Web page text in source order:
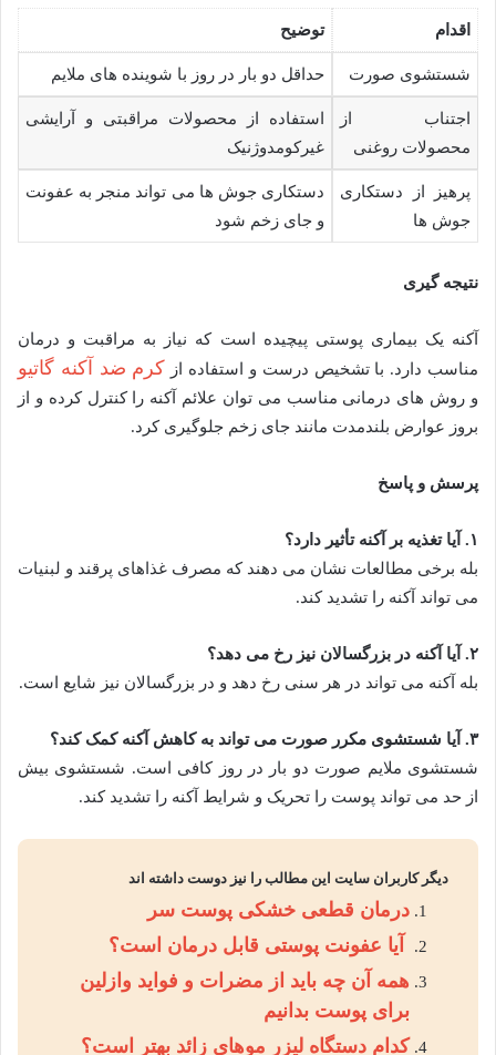
اقدام توضیح
شستشوی صورت حداقل دو بار در روز با شوینده های ملایم
اجتناب از
محصولات روغنی
استفاده از محصولات مراقبتی و آرایشی
غیرکومدوژنیک
پرهیز از دستکاری
جوش ها
دستکاری جوش ها می تواند منجر به عفونت
و جای زخم شود
نتیجه گیری
آکنه یک بیماری پوستی پیچیده است که نیاز به مراقبت و درمان
مناسب دارد. با تشخیص درست و استفاده از کرم ضد آکنه گاتیو
و روش های درمانی مناسب می توان علائم آکنه را کنترل کرده و از
بروز عوارض بلندمدت مانند جای زخم جلوگیری کرد.
پرسش و پاسخ
۱. آیا تغذیه بر آکنه تأثیر دارد؟
بله برخی مطالعات نشان می دهند که مصرف غذاهای پرقند و لبنیات
می تواند آکنه را تشدید کند.
۲. آیا آکنه در بزرگسالان نیز رخ می دهد؟
بله آکنه می تواند در هر سنی رخ دهد و در بزرگسالان نیز شایع است.
۳. آیا شستشوی مکرر صورت می تواند به کاهش آکنه کمک کند؟
شستشوی ملایم صورت دو بار در روز کافی است. شستشوی بیش
از حد می تواند پوست را تحریک و شرایط آکنه را تشدید کند.
دیگر کاربران سایت این مطالب را نیز دوست داشته اند
درمان قطعی خشکی پوست سر
آیا عفونت پوستی قابل درمان است؟
همه آن چه باید از مضرات و فواید وازلین
برای پوست بدانیم
کدام دستگاه لیزر موهای زائد بهتر است؟